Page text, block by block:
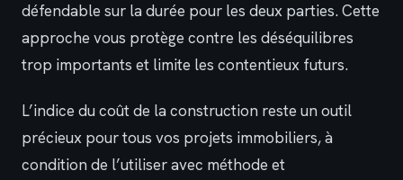
défendable sur la durée pour les deux parties. Cette
approche vous protège contre les déséquilibres
trop importants et limite les contentieux futurs.
L’indice du coût de la construction reste un outil
précieux pour tous vos projets immobiliers, à
condition de l’utiliser avec méthode et